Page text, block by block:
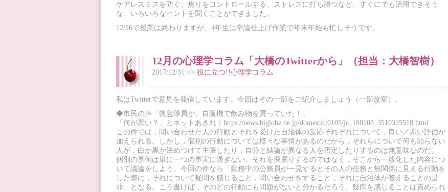
ケアレスミスを防ぐ、焦りをコントロールする、ストレスに打ち勝つなど、すぐにでも活用できそう
な、いろいろなヒントを聞くことができました。
12/26で授業は終わりますが、4年生は卒論仕上げ作業で年末年始も忙しそうです。
12月の心理学コラム「大橋のTwitterから」（担当：大橋智樹）
2017/12/31 >> 役に立つ!!心理学コラム
私はTwitterで意見を発信しています。今回はその一部をご紹介しましょう（一部改変）。
◆市民の声「救急隊員が、自販機で飲み物を買っていた！」
「何が悪い？」とネットあきれ｜https://news.biglobe.ne.jp/domestic/0105/jc_180105_3510325518.html
この件では，問い合わせた人の行動とそれを受けた自治体の反応それぞれについて，良い／悪い評価が
加えられる。しかし，個別の行動については様々な事情があるのだから，それらについて何も知らない
人が，白か黒か決めつけて主張したり，自分と結論が異なる人を否定したりするのは無意味なのだ。
個別の事例は単に一つの事実に過ぎない。それを深掘りするのではなく，そこから一般化した内容につ
いて議論をしよう。今回の件なら「勤務中の公務員が一見するとその人の任務と無関係に見える行動を
した際に，それについて疑問を感じること，問い合わせをすること，それに自治体が答えることの是
非」となる。こう書けば，そのどの行動にも問題がないと分かるだろう。疑問を感じることは責められ